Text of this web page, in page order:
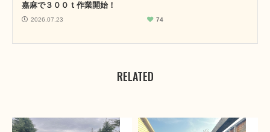
嘉麻で３００ｔ作業開始！
2026.07.23 74
RELATED